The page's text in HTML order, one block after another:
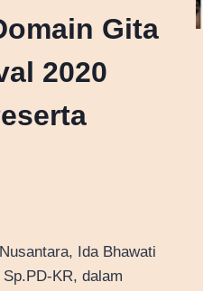
Gita
2020
Ida Bhawati
KR, dalam